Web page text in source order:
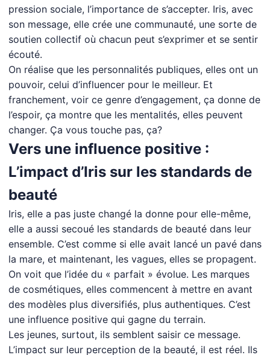
pression sociale, l’importance de s’accepter. Iris, avec
son message, elle crée une communauté, une sorte de
soutien collectif où chacun peut s’exprimer et se sentir
écouté.
On réalise que les personnalités publiques, elles ont un
pouvoir, celui d’influencer pour le meilleur. Et
franchement, voir ce genre d’engagement, ça donne de
l’espoir, ça montre que les mentalités, elles peuvent
changer. Ça vous touche pas, ça?
Vers une influence positive :
L’impact d’Iris sur les standards de
beauté
Iris, elle a pas juste changé la donne pour elle-même,
elle a aussi secoué les standards de beauté dans leur
ensemble. C’est comme si elle avait lancé un pavé dans
la mare, et maintenant, les vagues, elles se propagent.
On voit que l’idée du « parfait » évolue. Les marques
de cosmétiques, elles commencent à mettre en avant
des modèles plus diversifiés, plus authentiques. C’est
une influence positive qui gagne du terrain.
Les jeunes, surtout, ils semblent saisir ce message.
L’impact sur leur perception de la beauté, il est réel. Ils